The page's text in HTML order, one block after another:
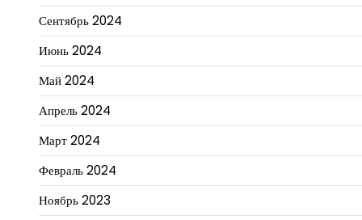
Сентябрь 2024
Июнь 2024
Май 2024
Апрель 2024
Март 2024
Февраль 2024
Ноябрь 2023